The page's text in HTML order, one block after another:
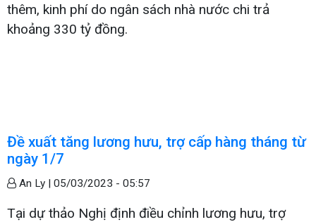
thêm, kinh phí do ngân sách nhà nước chi trả
khoảng 330 tỷ đồng.
Đề xuất tăng lương hưu, trợ cấp hàng tháng từ
ngày 1/7
An Ly | 05/03/2023 - 05:57
Tại dự thảo Nghị định điều chỉnh lương hưu, trợ